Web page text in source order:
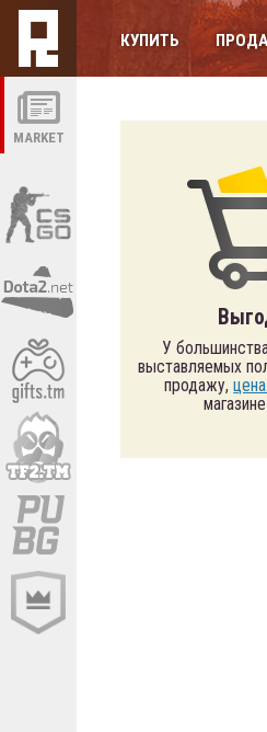
MARKET
КУПИТЬ
У
выставляемых
продажу,